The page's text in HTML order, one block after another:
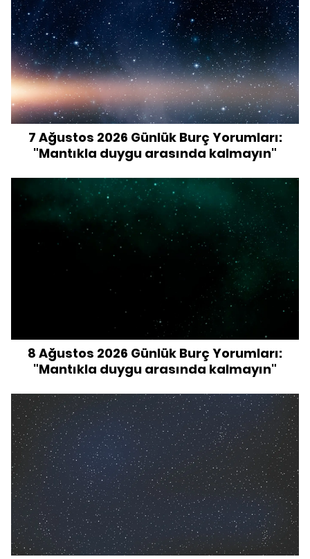
7 Ağustos 2026 Günlük Burç Yorumları:
"Mantıkla duygu arasında kalmayın"
8 Ağustos 2026 Günlük Burç Yorumları:
"Mantıkla duygu arasında kalmayın"